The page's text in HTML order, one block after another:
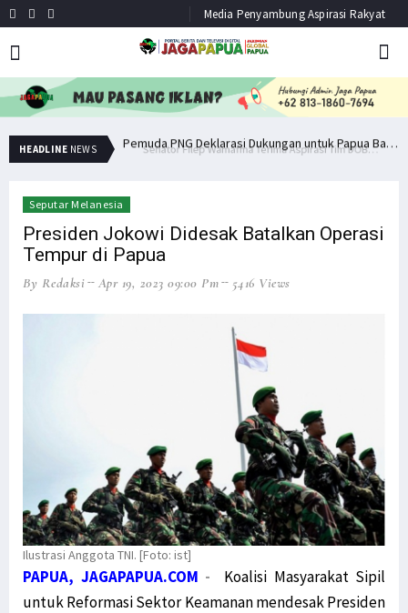
Media Penyambung Aspirasi Rakyat
HEADLINE NEWS Senator Filep Wamafma Terima Aspirasi Tim DOB Manokwari Barat Pemuda PNG Deklarasi Dukungan untuk Papua Barat Lawan TNI/Polri
Seputar Melanesia
Presiden Jokowi Didesak Batalkan Operasi
Tempur di Papua
By Redaksi Apr 19, 2023 09:00 Pm 5416 Views
Ilustrasi Anggota TNI. [Foto: ist]
PAPUA, JAGAPAPUA.COM -
Koalisi Masyarakat Sipil
untuk Reformasi Sektor Keamanan mendesak Presiden